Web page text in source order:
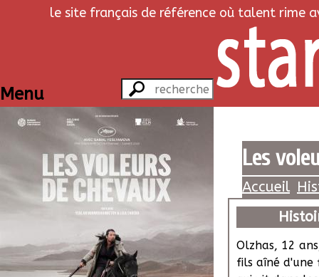
le site français de référence où talent rime
Menu
Les
Accueil
Olzhas, 12
fils aîné d'une